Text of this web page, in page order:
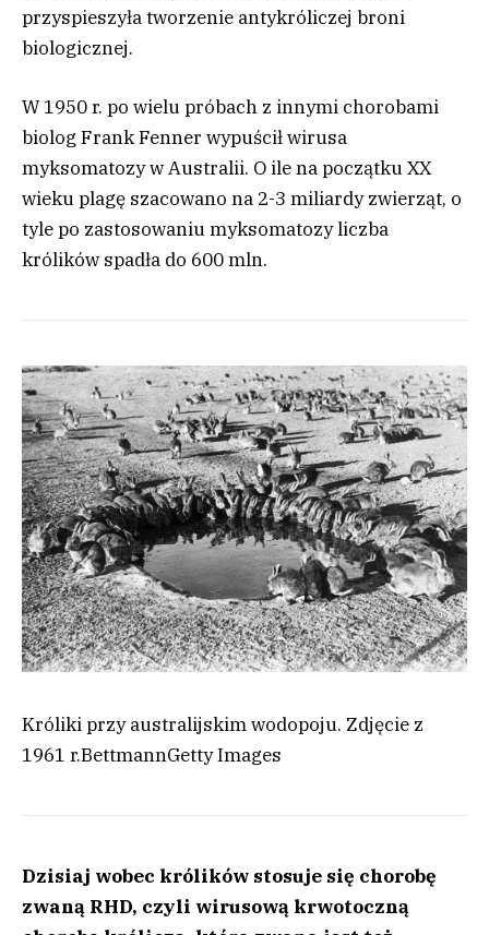
przyspieszyła tworzenie antykróliczej broni
biologicznej.
W 1950 r. po wielu próbach z innymi chorobami
biolog Frank Fenner wypuścił wirusa
myksomatozy w Australii. O ile na początku XX
wieku plagę szacowano na 2-3 miliardy zwierząt, o
tyle po zastosowaniu myksomatozy liczba
królików spadła do 600 mln.
Króliki przy australijskim wodopoju. Zdjęcie z
1961 r.BettmannGetty Images
Dzisiaj wobec królików stosuje się chorobę
zwaną RHD, czyli wirusową krwotoczną